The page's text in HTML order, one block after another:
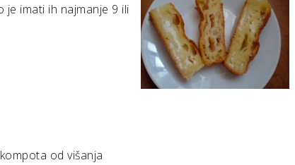
je imati ih najmanje 9 ili
od višanja